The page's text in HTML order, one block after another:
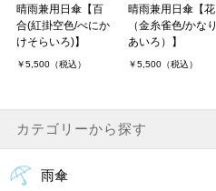
晴雨兼用日傘【百
合(紅掛空色/べにか
けそらいろ)】
￥5,500（税込）
晴雨兼用日傘【花
（金糸雀色/かなり
あいろ）】
￥5,500（税込）
カテゴリーから探す
雨傘